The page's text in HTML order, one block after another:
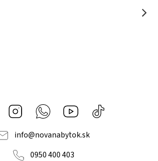
Facebook Instagram Whatsapp Youtube
nábytok
info@novanabytok.sk
0950 400 403